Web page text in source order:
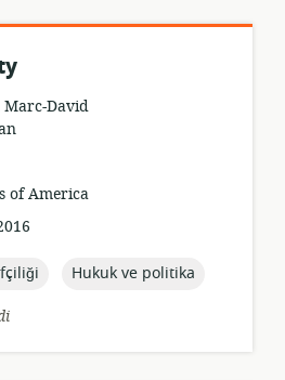
David
of America
topic:
Hukuk ve politika